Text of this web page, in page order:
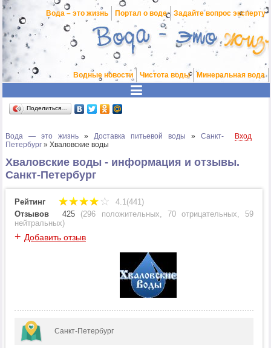
Вода – это жизнь Портал о воде Задайте вопрос эксперту
Водные новости Чистота воды Минеральная вода
Поделиться…
Вода — это жизнь »Доставка питьевой воды »Санкт-
Петербург » Хваловские воды
Вход
Хваловские воды - информация и отзывы.
Санкт-Петербург
Рейтинг
4.1(441)
Отзывов
425 (296 положительных, 70 отрицательных, 59
нейтральных)
+ Добавить отзыв
Санкт-Петербург